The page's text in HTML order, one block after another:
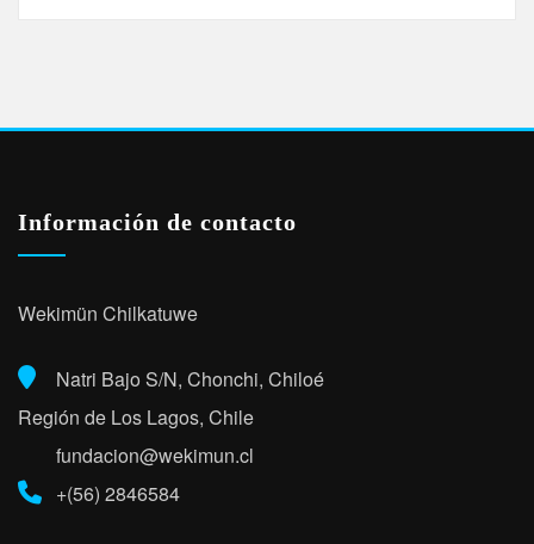
Información de contacto
Wekimün Chilkatuwe
Natri Bajo S/N, Chonchi, Chiloé
Región de Los Lagos, Chile
fundacion@wekimun.cl
+(56) 2846584